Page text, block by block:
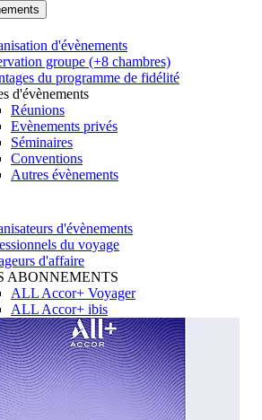
d'évènements
groupe (+8 chambres)
du programme de fidélité
d'évènements
Réunions
Evènements privés
Séminaires
Conventions
Autres évènements
d'évènements
du voyage
d'affaire
ABONNEMENTS
ALL Accor+ Voyager
ALL Accor+ ibis